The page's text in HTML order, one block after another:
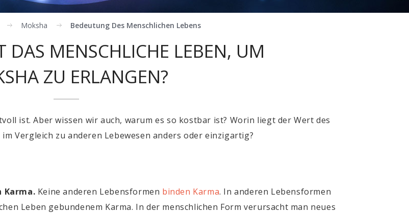
Moksha Bedeutung Des Menschlichen Lebens
DAS MENSCHLICHE LEBEN, UM
ZU ERLANGEN?
ist. Aber wissen wir auch, warum es so kostbar ist? Worin liegt der Wert des
Vergleich zu anderen Lebewesen anders oder einzigartig?
Karma. Keine anderen Lebensformen binden Karma. In anderen Lebensformen
Leben gebundenem Karma. In der menschlichen Form verursacht man neues